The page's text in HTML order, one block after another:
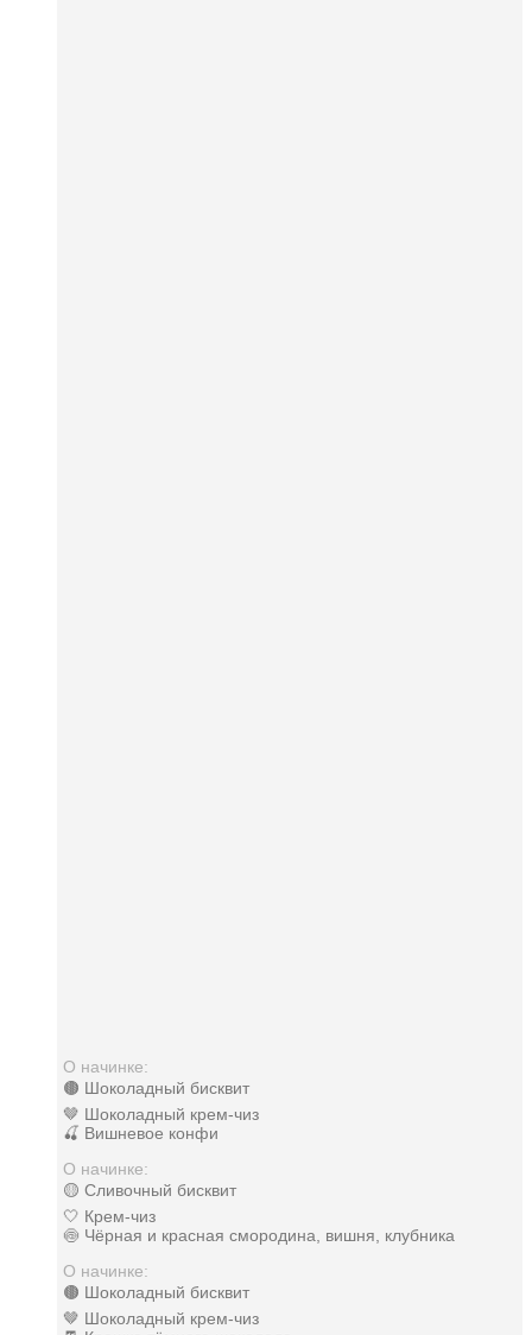
О начинке:
🟤 Шоколадный бисквит
🤎 Шоколадный крем-чиз
🍒 Вишневое конфи
О начинке:
🟡 Сливочный бисквит
🤍 Крем-чиз
🍥 Чёрная и красная смородина, вишня, клубника
О начинке:
🟤 Шоколадный бисквит
🤎 Шоколадный крем-чиз